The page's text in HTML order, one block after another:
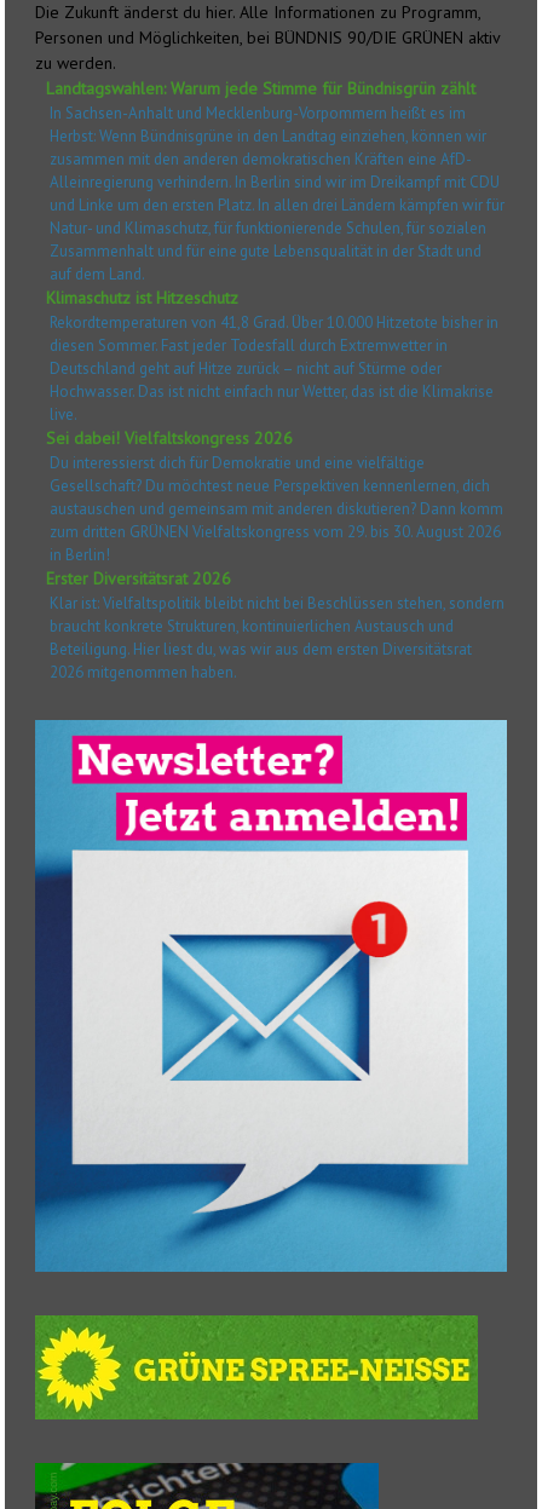
Die Zukunft änderst du hier. Alle Informationen zu Programm,
Personen und Möglichkeiten, bei BÜNDNIS 90/DIE GRÜNEN aktiv
zu werden.
Landtagswahlen: Warum jede Stimme für Bündnisgrün zählt
In Sachsen-Anhalt und Mecklenburg-Vorpommern heißt es im
Herbst: Wenn Bündnisgrüne in den Landtag einziehen, können wir
zusammen mit den anderen demokratischen Kräften eine AfD-
Alleinregierung verhindern. In Berlin sind wir im Dreikampf mit CDU
und Linke um den ersten Platz. In allen drei Ländern kämpfen wir für
Natur- und Klimaschutz, für funktionierende Schulen, für sozialen
Zusammenhalt und für eine gute Lebensqualität in der Stadt und
auf dem Land.
Klimaschutz ist Hitzeschutz
Rekordtemperaturen von 41,8 Grad. Über 10.000 Hitzetote bisher in
diesen Sommer. Fast jeder Todesfall durch Extremwetter in
Deutschland geht auf Hitze zurück – nicht auf Stürme oder
Hochwasser. Das ist nicht einfach nur Wetter, das ist die Klimakrise
live.
Sei dabei! Vielfaltskongress 2026
Du interessierst dich für Demokratie und eine vielfältige
Gesellschaft? Du möchtest neue Perspektiven kennenlernen, dich
austauschen und gemeinsam mit anderen diskutieren? Dann komm
zum dritten GRÜNEN Vielfaltskongress vom 29. bis 30. August 2026
in Berlin!
Erster Diversitätsrat 2026
Klar ist: Vielfaltspolitik bleibt nicht bei Beschlüssen stehen, sondern
braucht konkrete Strukturen, kontinuierlichen Austausch und
Beteiligung. Hier liest du, was wir aus dem ersten Diversitätsrat
2026 mitgenommen haben.